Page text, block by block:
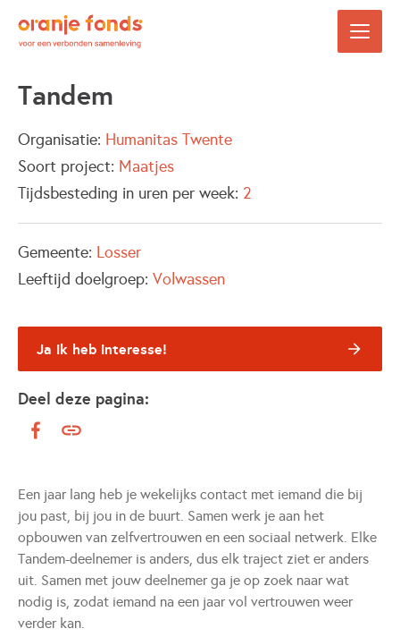
Tandem
Organisatie: Humanitas Twente
Soort project: Maatjes
Tijdsbesteding in uren per week: 2
Gemeente: Losser
Leeftijd doelgroep: Volwassen
Ja ik heb interesse!
Deel deze pagina:
Een jaar lang heb je wekelijks contact met iemand die bij
jou past, bij jou in de buurt. Samen werk je aan het
opbouwen van zelfvertrouwen en een sociaal netwerk. Elke
Tandem-deelnemer is anders, dus elk traject ziet er anders
uit. Samen met jouw deelnemer ga je op zoek naar wat
nodig is, zodat iemand na een jaar vol vertrouwen weer
verder kan.